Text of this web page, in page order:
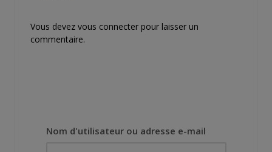
Vous devez vous connecter pour laisser un
commentaire.
Nom d'utilisateur ou adresse e-mail